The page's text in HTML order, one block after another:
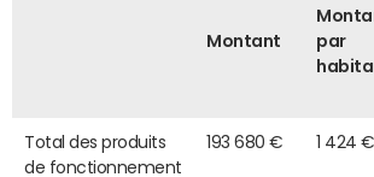
Montant
par
Total des produits
de fonctionnement
193 680 € 1 424 €